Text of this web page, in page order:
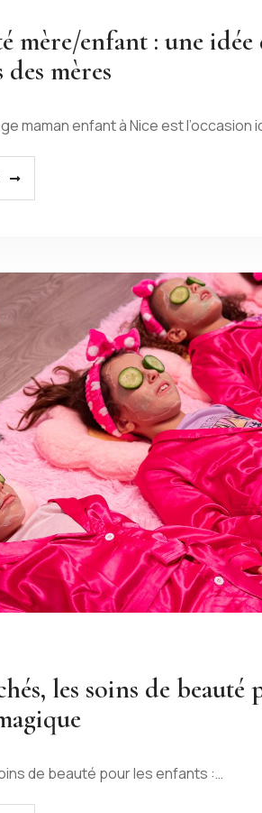
mère/enfant : une
mères
maman enfant à Nice est l’occasion
les soins de beauté
de beauté pour les enfants :…